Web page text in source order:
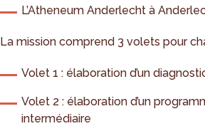
L’Atheneum Anderlecht à
La mission comprend 3 volets pour
Volet 1 : élaboration d’un
Volet 2 : élaboration d’un
intermédiaire